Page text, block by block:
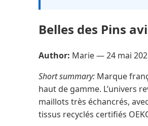
Belles des Pins
Author: Marie —24 mai
Short summary: Marque
haut de gamme. L’univers
maillots très échancrés,
tissus recyclés certifiés